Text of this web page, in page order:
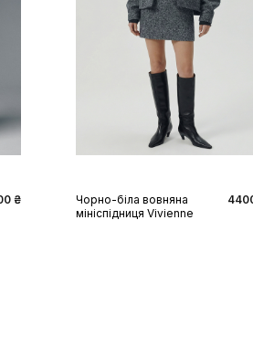
₴
Чорно-біла вовняна
мініспідниця Vivienne